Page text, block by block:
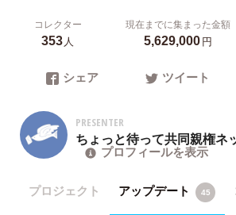
コレクター
353人
現在までに集まった金額
5,629,000円
シェア ツイート
PRESENTER
ちょっと待って共同親権ネ
プロフィールを表示
プロジェクト アップデート 45